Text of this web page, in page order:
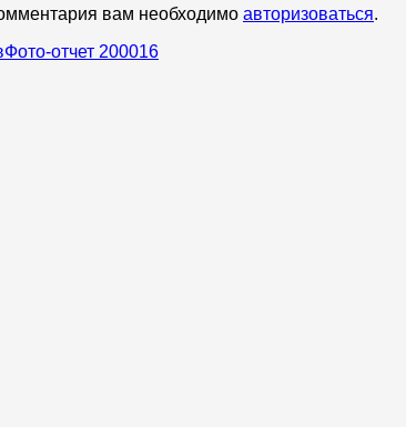
вам необходимо авторизоваться.
Фото-отчет 200016